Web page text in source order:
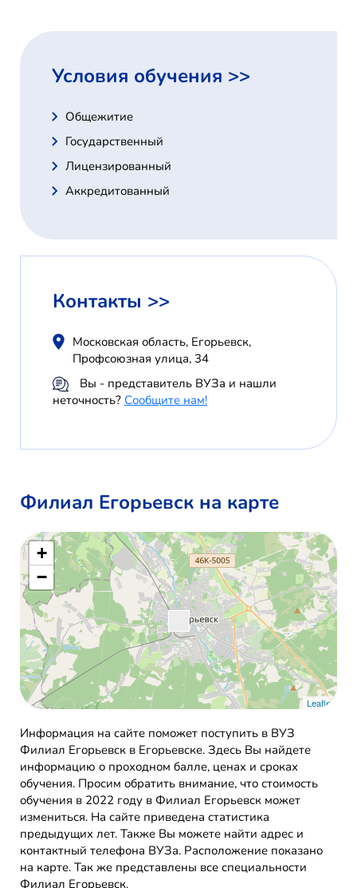
Условия обучения >>
Общежитие
Государственный
Лицензированный
Аккредитованный
Контакты >>
Московская область, Егорьевск,
Профсоюзная улица, 34
Вы - представитель ВУЗа и нашли
неточность? Сообщите нам!
Филиал Егорьевск на карте
+
−
Leaflet
Информация на сайте поможет поступить в ВУЗ
Филиал Егорьевск в Егорьевске. Здесь Вы найдете
информацию о проходном балле, ценах и сроках
обучения. Просим обратить внимание, что стоимость
обучения в 2022 году в Филиал Егорьевск может
измениться. На сайте приведена статистика
предыдущих лет. Также Вы можете найти адрес и
контактный телефона ВУЗа. Расположение показано
на карте. Так же представлены все специальности
Филиал Егорьевск.